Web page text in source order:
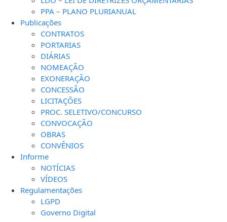
PPA – PLANO PLURIANUAL
Publicações
CONTRATOS
PORTARIAS
DIÁRIAS
NOMEAÇÃO
EXONERAÇÃO
CONCESSÃO
LICITAÇÕES
PROC. SELETIVO/CONCURSO
CONVOCAÇÃO
OBRAS
CONVÊNIOS
Informe
NOTÍCIAS
VÍDEOS
Regulamentações
LGPD
Governo Digital